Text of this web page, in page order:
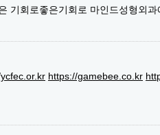
회로좋은기회로 마인드성형외
https://gamebee.co.kr